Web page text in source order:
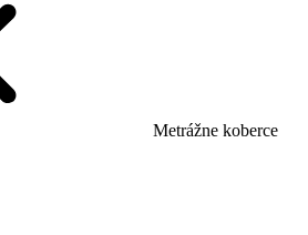
Metrážne koberce